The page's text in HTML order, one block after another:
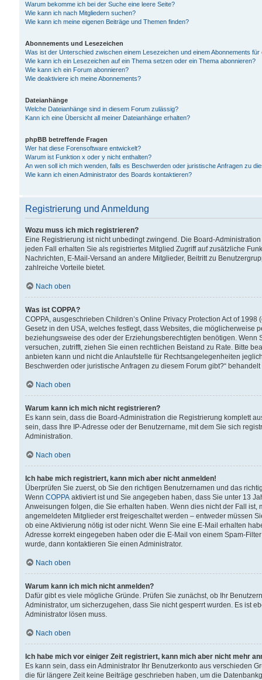
Warum bekomme ich bei der Suche eine leere Seite?
Wie kann ich nach Mitgliedern suchen?
Wie kann ich meine eigenen Beiträge und Themen finden?
Abonnements und Lesezeichen
Was ist der Unterschied zwischen einem Lesezeichen und einem Abonnements
Wie kann ich ein Lesezeichen auf ein Thema setzen oder ein Thema abonnieren?
Wie kann ich ein Forum abonnieren?
Wie deaktiviere ich meine Abonnements?
Dateianhänge
Welche Dateianhänge sind in diesem Forum zulässig?
Kann ich eine Übersicht all meiner Dateianhänge erhalten?
phpBB betreffende Fragen
Wer hat diese Forensoftware entwickelt?
Warum ist Funktion x oder y nicht enthalten?
An wen soll ich mich wenden, falls es Beschwerden oder juristische Anfragen zu
Wie kann ich einen Administrator des Boards kontaktieren?
Registrierung und Anmeldung
Wozu muss ich mich registrieren?
Eine Registrierung ist nicht unbedingt zwingend. Die Board-
jeden Fall erhalten Sie als registriertes Mitglied Zugriff auf zusätzliche
Nachrichten, E-Mail-Versand an andere Mitglieder, Beitritt zu
zahlreiche Vorteile bietet.
Nach oben
Was ist COPPA?
COPPA, ausgeschrieben Children’s Online Privacy Protection Act of
Gesetz in den USA, welches festlegt, dass Websites, die
beziehungsweise des oder der Erziehungsberechtigten benötigen.
versuchen, zutrifft, ziehen Sie einen rechtlichen Beistand zu Rate. Bitte
anbieten kann und nicht die Anlaufstelle für Rechtsangelegenheiten
Beschwerden oder juristische Anfragen zu diesem Forum gibt?“
Nach oben
Warum kann ich mich nicht registrieren?
Es kann sein, dass die Board-Administration die Registrierung komplett
sein, dass Ihre IP-Adresse oder der Benutzername, mit dem Sie sich
Administration.
Nach oben
Ich habe mich registriert, kann mich aber nicht anmelden!
Überprüfen Sie zuerst, ob Sie den richtigen Benutzernamen und das
Wenn COPPA aktiviert ist und Sie angegeben haben, dass Sie unter 13
Anweisungen folgen, die Sie erhalten haben. Wenn dies nicht der Fall
angemeldeten Mitglieder erst freigeschaltet werden – entweder müssen
ob eine Aktivierung nötig ist oder nicht. Wenn Sie eine E-Mail erhalten
Adresse korrekt eingegeben haben oder die E-Mail von einem Spam-
wurde, dann kontaktieren Sie einen Administrator.
Nach oben
Warum kann ich mich nicht anmelden?
Dafür gibt es viele mögliche Gründe. Prüfen Sie zunächst, ob Ihr
Administrator, um sicherzugehen, dass Sie nicht gesperrt wurden. Es ist
Administrator lösen muss.
Nach oben
Ich habe mich vor einiger Zeit registriert, kann mich aber nicht mehr
Es kann sein, dass ein Administrator Ihr Benutzerkonto aus verschieden
die für längere Zeit keine Beiträge geschrieben haben, um die